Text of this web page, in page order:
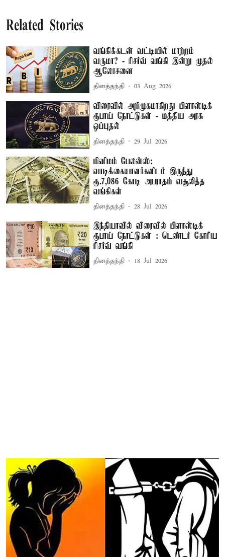
Related Stories
வங்கிக்கடன் வட்டியில் மாற்றம்
வருமா? - ரிசர்வ் வங்கி இன்று முதல்
ஆலோசனை
தினத்தந்தி 03 Aug 2026
விரைவில் அறிமுகமாகிறது பிளாஸ்டிக்
ரூபாய் நோட்டுகள் - மத்திய அரசு
ஒப்புதல்
தினத்தந்தி 29 Jul 2026
மினிமம் பேலன்ஸ்:
வாடிக்கையாளர்களிடம் இருந்து
ரூ.7,086 கோடி அபராதம் வசூலித்த
வங்கிகள்
தினத்தந்தி 28 Jul 2026
இந்தியாவில் விரைவில் பிளாஸ்டிக்
ரூபாய் நோட்டுகள் : டெண்டர் கோரிய
ரிசர்வ் வங்கி
தினத்தந்தி 18 Jul 2026